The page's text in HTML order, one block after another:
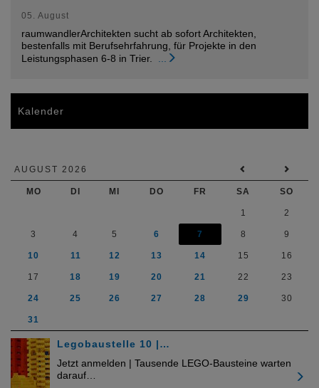
05. August
raumwandlerArchitekten sucht ab sofort Architekten,
bestenfalls mit Berufsehrfahrung, für Projekte in den
Leistungsphasen 6-8 in Trier.
Kalender
AUGUST 2026
MO DI MI DO FR SA SO
1 2
3 4 5 6 7 8 9
10 11 12 13 14 15 16
17 18 19 20 21 22 23
24 25 26 27 28 29 30
31
Legobaustelle 10 |…
Jetzt anmelden | Tausende LEGO-Bausteine warten
darauf…